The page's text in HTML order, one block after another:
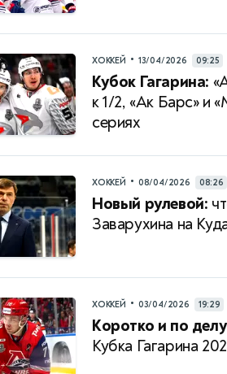
ХОККЕЙ • 13/04/2026 09:25
Кубок Гагарина:
к 1/2, «Ак Барс» и
сериях
ХОККЕЙ • 08/04/2026 08:26
Новый рулевой:
Заварухина на
ХОККЕЙ • 03/04/2026 19:29
Коротко и по
Кубка Гагарина